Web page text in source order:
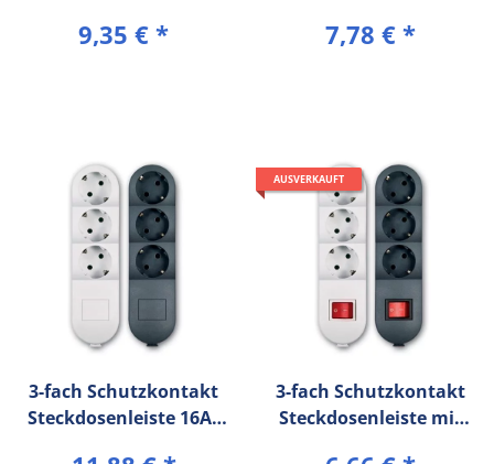
Verbindungskabel) mit
9,35 € *
Verbindungskabel)
7,78 € *
3-fach Schutzkontakt
Steckdosenleiste 16A/
AUSVERKAUFT
3-fach Schutzkontakt
Steckdosenleiste mit